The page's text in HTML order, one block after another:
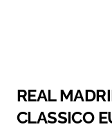
REAL
CLASSICO